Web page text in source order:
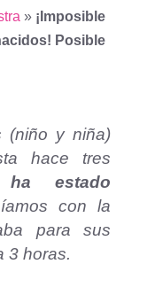
» ¡Imposible
Posible
(niño y niña)
hace tres
estado
con la
para sus
3 horas.